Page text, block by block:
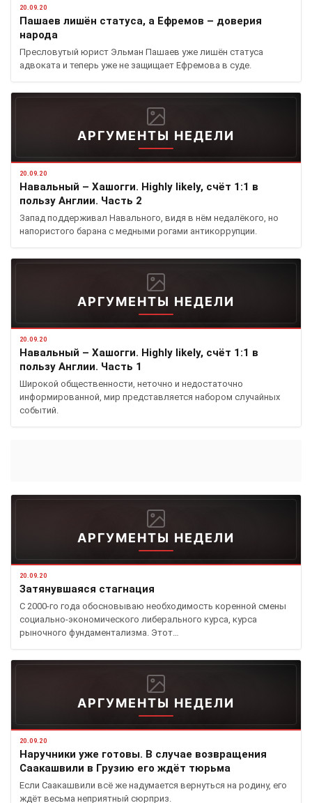
20.09.20
Пашаев лишён статуса, а Ефремов – доверия
народа
Пресловутый юрист Эльман Пашаев уже лишён статуса
адвоката и теперь уже не защищает Ефремова в суде.
АРГУМЕНТЫ НЕДЕЛИ
20.09.20
Навальный – Хашогги. Highly likely, счёт 1:1 в
пользу Англии. Часть 2
Запад поддерживал Навального, видя в нём недалёкого, но
напористого барана с медными рогами антикоррупции.
АРГУМЕНТЫ НЕДЕЛИ
20.09.20
Навальный – Хашогги. Highly likely, счёт 1:1 в
пользу Англии. Часть 1
Широкой общественности, неточно и недостаточно
информированной, мир представляется набором случайных
событий.
АРГУМЕНТЫ НЕДЕЛИ
20.09.20
Затянувшаяся стагнация
С 2000-го года обосновываю необходимость коренной смены
социально-экономического либерального курса, курса
рыночного фундаментализма. Этот…
АРГУМЕНТЫ НЕДЕЛИ
20.09.20
Наручники уже готовы. В случае возвращения
Саакашвили в Грузию его ждёт тюрьма
Если Саакашвили всё же надумается вернуться на родину, его
ждёт весьма неприятный сюрприз.